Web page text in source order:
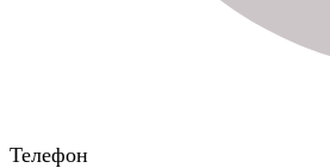
Телефон